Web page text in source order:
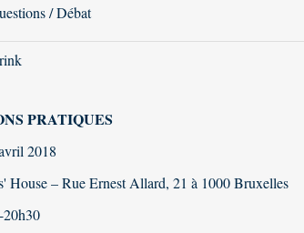
/ Débat
PRATIQUES
2018
House – Rue Ernest Allard, 21 à 1000 Bruxelles